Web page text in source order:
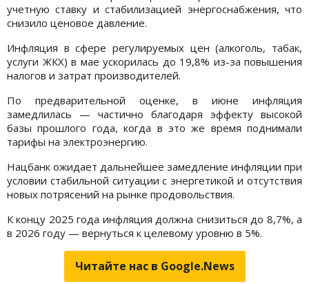
учетную ставку и стабилизацией энергоснабжения, что
снизило ценовое давление.
Инфляция в сфере регулируемых цен (алкоголь, табак,
услуги ЖКХ) в мае ускорилась до 19,8% из-за повышения
налогов и затрат производителей.
По предварительной оценке, в июне инфляция
замедлилась — частично благодаря эффекту высокой
базы прошлого года, когда в это же время поднимали
тарифы на электроэнергию.
Нацбанк ожидает дальнейшее замедление инфляции при
условии стабильной ситуации с энергетикой и отсутствия
новых потрясений на рынке продовольствия.
К концу 2025 года инфляция должна снизиться до 8,7%, а
в 2026 году — вернуться к целевому уровню в 5%.
Читайте нас в Google.News